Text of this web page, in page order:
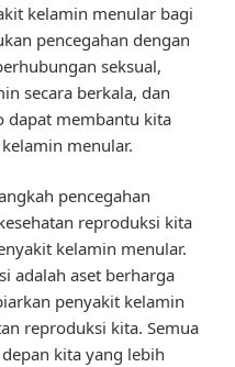
kelamin menular bagi
pencegahan dengan
seksual,
secara berkala, dan
dapat membantu kita
menular.
pencegahan
reproduksi kita
kelamin menular.
adalah aset berharga
penyakit kelamin
reproduksi kita. Semua
kita yang lebih